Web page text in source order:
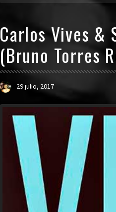
Carlos Vives &
(Bruno Torres
29 julio, 2017